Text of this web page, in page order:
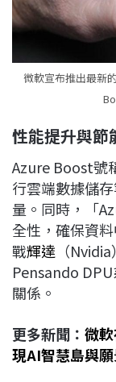
微軟宣布推出最新
性能提升與節
Azure Boost號
行雲端數據儲
量。同時，「
全性，確保資
戰輝達 （
Pensando
關係。
更多新聞： 微
現AI智慧島與